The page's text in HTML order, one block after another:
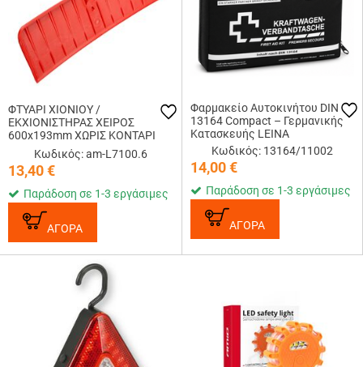
ΦΤΥΑΡΙ ΧΙΟΝΙΟΥ /
ΕΚΧΙΟΝΙΣΤΗΡΑΣ ΧΕΙΡΟΣ
600x193mm ΧΩΡΙΣ ΚΟΝΤΑΡΙ
ΚΟΚΚΙΝΟ ΚΑΤΑΛΛΗΛΟ ΓΙΑ
ΚΟΝΤΑΡΙ L7100.7 LAMPA - 1
ΤΕΜ.
Κωδικός: am-L7100.6
13,40€
Παράδοση σε 1-3 εργάσιμες
ΑΓΟΡΑ
Φαρμακείο Αυτοκινήτου DIN
13164 Compact – Γερμανικής
Κατασκευής LEINA
Κωδικός: 13164/11002
14,00€
Παράδοση σε 1-3 εργάσιμες
ΑΓΟΡΑ